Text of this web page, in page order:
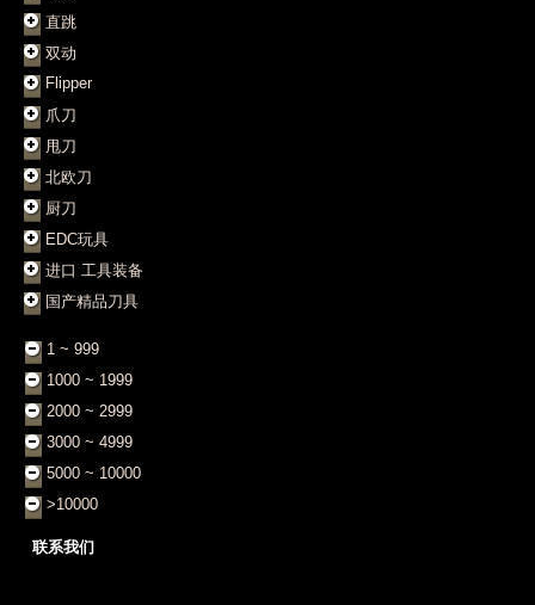
直跳
双动
Flipper
爪刀
甩刀
北欧刀
厨刀
EDC玩具
进口 工具装备
国产精品刀具
1 ~ 999
1000 ~ 1999
2000 ~ 2999
3000 ~ 4999
5000 ~ 10000
>10000
联系我们